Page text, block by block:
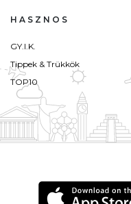
HASZNOS
GY.I.K.
Tippek & Trükkök
TOP10